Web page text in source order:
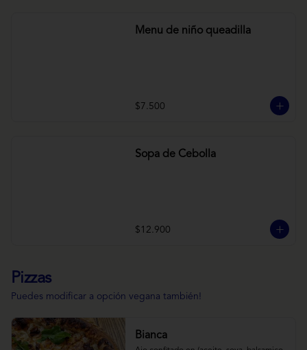
Menu de niño queadilla
$7.500
Sopa de Cebolla
$12.900
Pizzas
Puedes modificar a opción vegana también!
Bianca